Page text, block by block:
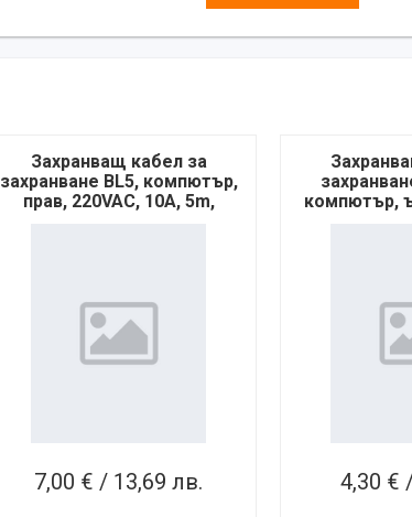
Захранващ кабел за
захранване BL5, компютър,
прав, 220VAC, 10A, 5m,
7,00 € / 13,69 лв.
компютър,
4,30 €